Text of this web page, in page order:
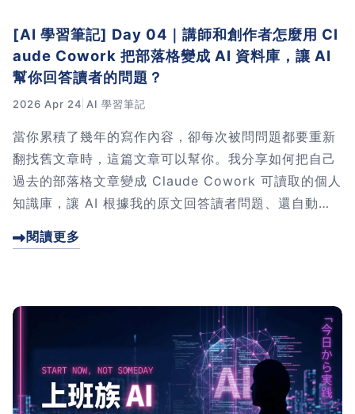
[AI 學習筆記] Day 04｜講師和創作者怎麼用 Cl
aude Cowork 把部落格變成 AI 資料庫，讓 AI
幫你回答讀者的問題？
2026 Apr 24 AI 學習筆記
當你累積了幾年的寫作內容，卻每次被問問題都要重新
翻找舊文章時，這篇文章可以幫你。我分享如何把自己
過去的部落格文章變成 Claude Cowork 可讀取的個人
知識庫，讓 AI 根據我的原文回答讀者問題、還自動附
整 SOP 教你怎麼跟著做。點進來一起把部落格變成自
閱讀更多